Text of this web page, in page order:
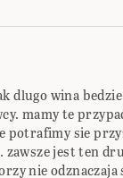
dlugo wina
mamy te
potrafimy sie
zawsze jest ten
nie odznaczaja